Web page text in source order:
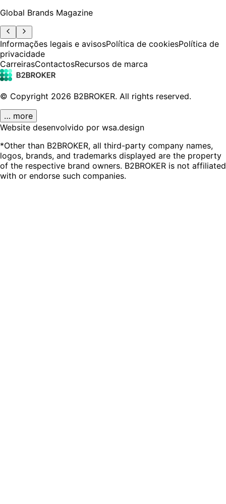
Global Brands Magazine
Informações legais e avisosPolítica de cookiesPolítica de
privacidade
CarreirasContactosRecursos de marca
© Copyright 2026 B2BROKER. All rights reserved.
… more
Website desenvolvido por wsa.design
*Other than B2BROKER, all third-party company names,
logos, brands, and trademarks displayed are the property
of the respective brand owners. B2BROKER is not affiliated
with or endorse such companies.